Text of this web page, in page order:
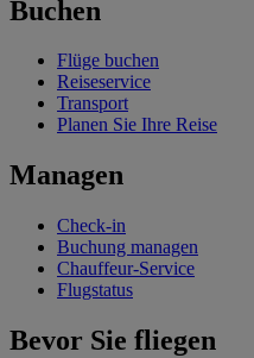
Buchen
Flüge buchen
Reiseservice
Transport
Planen Sie Ihre Reise
Managen
Check-in
Buchung managen
Chauffeur-Service
Flugstatus
Bevor Sie fliegen